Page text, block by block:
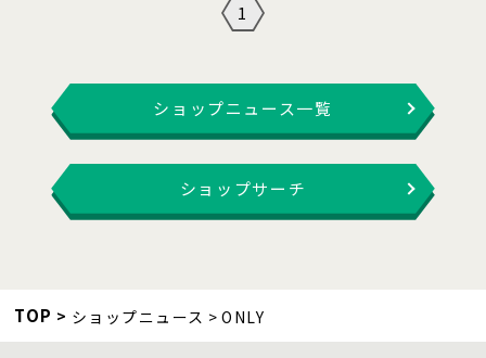
1
ショップニュース一覧
ショップサーチ
TOP ショップニュース ONLY